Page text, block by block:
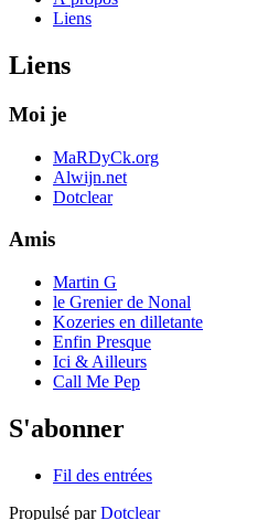
Liens
Liens
Moi je
MaRDyCk.org
Alwijn.net
Dotclear
Amis
Martin G
le Grenier de Nonal
Kozeries en dilletante
Enfin Presque
Ici & Ailleurs
Call Me Pep
S'abonner
Fil des entrées
Propulsé parDotclear